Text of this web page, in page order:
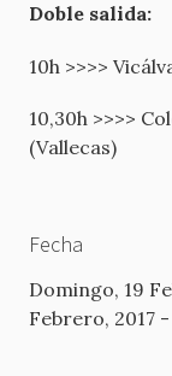
Doble salida:
10h >>>>
10,30h >>>>
(Vallecas)
Fecha
Domingo, 19
Febrero, 2017 -